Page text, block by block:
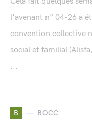
l'avenant n° 04-26 a
convention collective
social et familial
...
B BOCC